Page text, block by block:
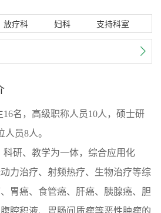
放疗科 妇科 支持科室
名，高级职称人员10人，硕士研
员8人。
科研、教学为一体，综合应用化
力治疗、射频热疗、生物治疗等综
胃癌、食管癌、肝癌、胰腺癌、胆
腔积液、胃肠间质瘤等恶性肿瘤的